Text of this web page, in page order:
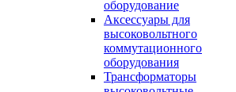
оборудование
Аксессуары для
высоковольтного
коммутационного
оборудования
Трансформаторы